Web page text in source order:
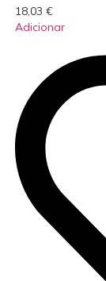
18,03 €
Adicionar